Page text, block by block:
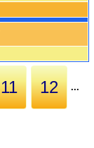
11 12 ...